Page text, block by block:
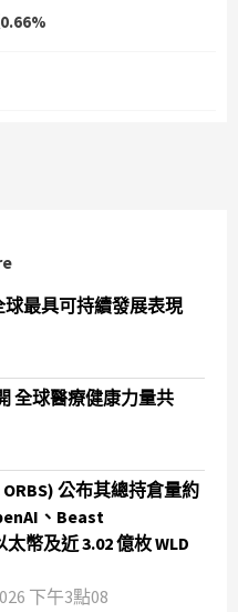
球最具可持續發展表現
全球醫療健康力量共
公布其總持倉量約
、Beast
幣及近 3.02 億枚 WLD
下午3點08